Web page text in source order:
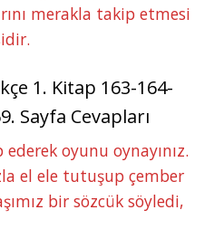
merakla takip etmesi
1. Kitap 163-164-
Sayfa Cevapları
oyunu oynayınız.
el ele tutuşup çember
bir sözcük söyledi,